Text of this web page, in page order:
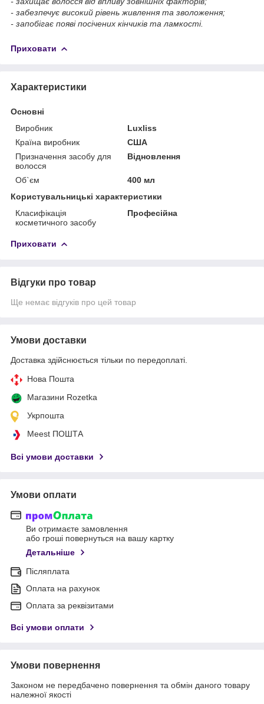
- забезпечує високий рівень живлення та зволоження;
- запобігає появі посічених кінчиків та ламкості.
Приховати
Характеристики
Основні
Виробник
Luxliss
Країна виробник
США
Призначення засобу для
волосся
Відновлення
Об`єм
400 мл
Користувальницькі характеристики
Класифікація
косметичного засобу
Професійна
Приховати
Відгуки про товар
Ще немає відгуків про цей товар
Умови доставки
Доставка здійснюється тільки по передоплаті.
Нова Пошта
Магазини Rozetka
Укрпошта
Meest ПОШТА
Всі умови доставки
Умови оплати
Ви отримаєте замовлення
або гроші повернуться на вашу картку
Детальніше
Післяплата
Оплата на рахунок
Оплата за реквізитами
Всі умови оплати
Умови повернення
Законом не передбачено повернення та обмін даного товару
належної якості